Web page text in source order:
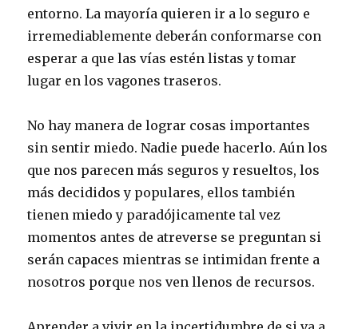
entorno. La mayoría quieren ir a lo seguro e
irremediablemente deberán conformarse con
esperar a que las vías estén listas y tomar
lugar en los vagones traseros.
No hay manera de lograr cosas importantes
sin sentir miedo. Nadie puede hacerlo. Aún los
que nos parecen más seguros y resueltos, los
más decididos y populares, ellos también
tienen miedo y paradójicamente tal vez
momentos antes de atreverse se preguntan si
serán capaces mientras se intimidan frente a
nosotros porque nos ven llenos de recursos.